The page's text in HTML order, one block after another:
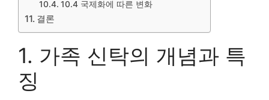
10.4 국제화에 따른 변화
결론
1. 가족 신탁의 개념과 특
징